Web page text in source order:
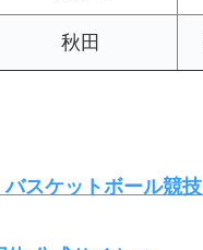
秋田
スケットボール競